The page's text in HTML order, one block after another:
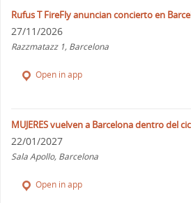
Rufus T FireFly anuncian concierto en
27/11/2026
Razzmatazz 1, Barcelona
Open in app
MUJERES vuelven a Barcelona dentro del
22/01/2027
Sala Apollo, Barcelona
Open in app